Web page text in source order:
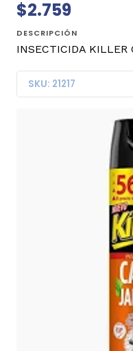
$2.759
DESCRIPCIÓN
INSECTICIDA KILLER
SKU: 21217